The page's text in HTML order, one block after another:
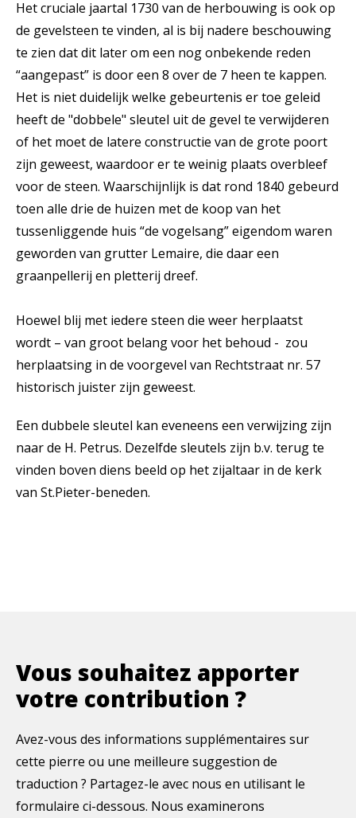
Het cruciale jaartal 1730 van de herbouwing is ook op
de gevelsteen te vinden, al is bij nadere beschouwing
te zien dat dit later om een nog onbekende reden
“aangepast” is door een 8 over de 7 heen te kappen.
Het is niet duidelijk welke gebeurtenis er toe geleid
heeft de "dobbele" sleutel uit de gevel te verwijderen
of het moet de latere constructie van de grote poort
zijn geweest, waardoor er te weinig plaats overbleef
voor de steen. Waarschijnlijk is dat rond 1840 gebeurd
toen alle drie de huizen met de koop van het
tussenliggende huis “de vogelsang” eigendom waren
geworden van grutter Lemaire, die daar een
graanpellerij en pletterij dreef.
Hoewel blij met iedere steen die weer herplaatst
wordt – van groot belang voor het behoud - zou
herplaatsing in de voorgevel van Rechtstraat nr. 57
historisch juister zijn geweest.
Een dubbele sleutel kan eveneens een verwijzing zijn
naar de H. Petrus. Dezelfde sleutels zijn b.v. terug te
vinden boven diens beeld op het zijaltaar in de kerk
van St.Pieter-beneden.
Vous souhaitez apporter
votre contribution ?
Avez-vous des informations supplémentaires sur
cette pierre ou une meilleure suggestion de
traduction ? Partagez-le avec nous en utilisant le
formulaire ci-dessous. Nous examinerons